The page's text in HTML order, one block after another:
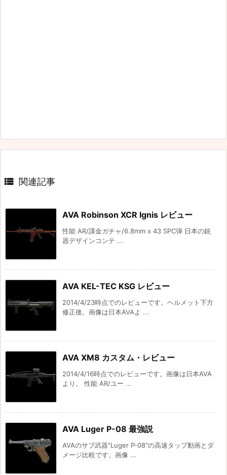
 関連記事
AVA Robinson XCR Ignis レビュー
性能 AR/課金ガチャ/6.8mm x 43 SPC弾 日本の銃
器デザインコンテ ...
AVA KEL-TEC KSG レビュー
2014/4/23時点でのレビューです。ヘルメット下方
修正後。画像は日本AVAよ ...
AVA XM8 カスタム・レビュー
2014/4/16時点でのレビューです。画像は日本AVA
より。 性能 AR/ユー ...
AVA Luger P-08 最強説
AVAのサブ武器"Luger P-08"の高速タップ動画とダ
メージ比較です。画像 ...